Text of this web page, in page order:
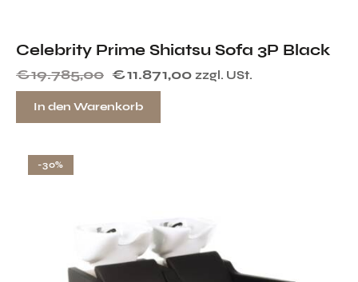
Celebrity Prime Shiatsu Sofa 3P Black
€19.785,00 €11.871,00 zzgl. USt.
In den Warenkorb
-30%